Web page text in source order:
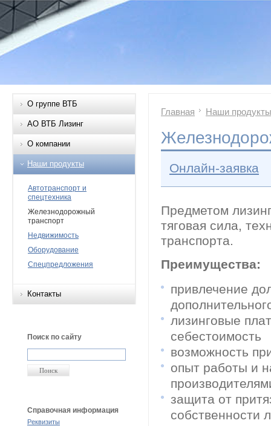
О группе ВТБ
АО ВТБ Лизинг
О компании
Наши продукты
Автотранспорт и
спецтехника
Железнодорожный
транспорт
Недвижимость
Оборудование
Спецпредложения
Контакты
Поиск по сайту
Справочная информация
Реквизиты
Главная Наши продукты
Онлайн-заявка
Предметом
тяговая сила,
транспорта.
Преимущества:
привлечение
лизинговые
себестоимость
возможность
опыт работы и
защита от
собственности